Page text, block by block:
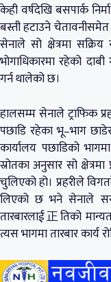
केही वर्षदेखि बसपार्क
बस्ती हटाउने चेतावनीसमेत
सेनाले सो क्षेत्रमा
भोगाधिकारमा रहेको
गर्न थालेको छ।
हालसम्म सेनाले ट्राफिक
पछाडि रहेका भू–भाग
कार्यालय पछाडिको
स्रोतका अनुसार सो
चुलिएको हो। प्रहरीले
लिएको छ भने सेनाले
तारबारलाई正तिको
त्यस भागमा तारबार कार्य